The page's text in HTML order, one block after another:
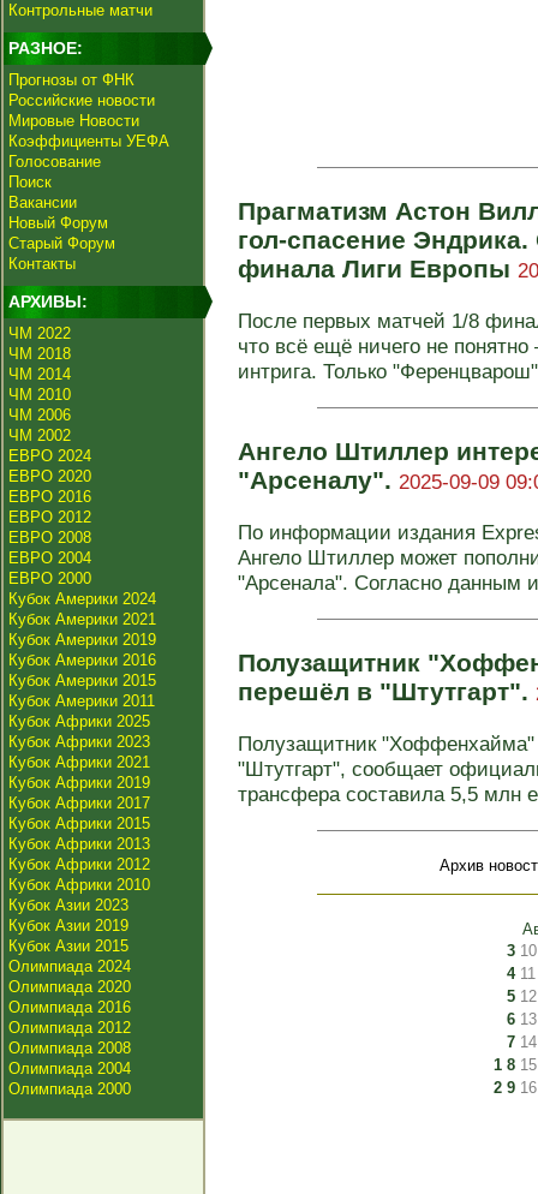
Контрольные матчи
РАЗНОЕ:
Прогнозы от ФНК
Российские новости
Мировые Новости
Коэффициенты УЕФА
Голосование
Поиск
Вакансии
Новый Форум
Старый Форум
Контакты
АРХИВЫ:
ЧМ 2022
ЧМ 2018
ЧМ 2014
ЧМ 2010
ЧМ 2006
ЧМ 2002
ЕВРО 2024
ЕВРО 2020
ЕВРО 2016
ЕВРО 2012
ЕВРО 2008
ЕВРО 2004
ЕВРО 2000
Кубок Америки 2024
Кубок Америки 2021
Кубок Америки 2019
Кубок Америки 2016
Кубок Америки 2015
Кубок Америки 2011
Кубок Африки 2025
Кубок Африки 2023
Кубок Африки 2021
Кубок Африки 2019
Кубок Африки 2017
Кубок Африки 2015
Кубок Африки 2013
Кубок Африки 2012
Кубок Африки 2010
Кубок Азии 2023
Кубок Азии 2019
Кубок Азии 2015
Олимпиада 2024
Олимпиада 2020
Олимпиада 2016
Олимпиада 2012
Олимпиада 2008
Олимпиада 2004
Олимпиада 2000
Прагматизм Астон
гол-спасение
финала Лиги Европы
После первых матчей 1/8
что всё ещё ничего не
интрига. Только
Ангело Штиллер
"Арсеналу". 2025-09-09
По информации издания
Ангело Штиллер может
"Арсенала". Согласно данным
Полузащитник
перешёл в "Штутгарт".
Полузащитник
"Штутгарт", сообщает
трансфера составила 5,5 млн
Архив
3 10
4 11
5 12
6 13
7 14
1 8 15
2 9 16